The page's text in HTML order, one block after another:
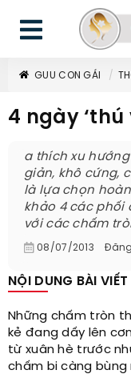
GUU CON GÁI
4 ngày ‘thú
a thích xu
giản, khô cứng,
là lựa chọn
khảo 4 các phối
với các chấm
08/07/2013
NỘI DUNG BÀI VIẾT
Những chấm tròn
kẻ đang dấy lên
từ xuân hè trước
chấm bi càng bùng